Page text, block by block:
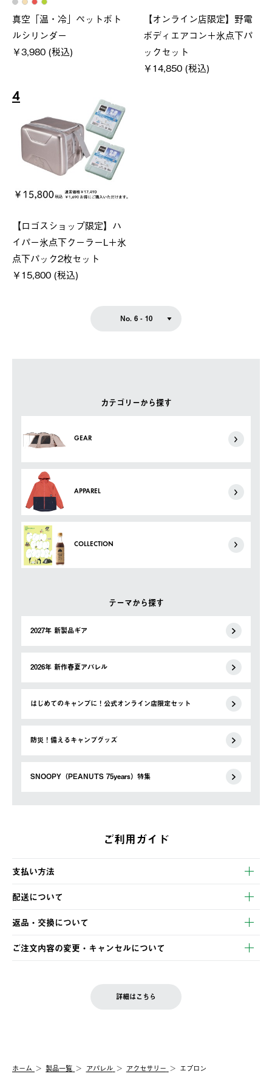
カテゴリーから探す
GEAR
APPAREL
COLLECTION
テーマから探す
2027年 新製品ギア
2026年 新作春夏アパレル
はじめてのキャンプに！公式オンライン店限定セット
防災！備えるキャンプグッズ
SNOOPY（PEANUTS 75years）特集
真空「温・冷」ペットボト
ルシリンダー
￥3,980 (税込)
【オンライン店限定】野電
ボディエアコン＋氷点下パ
ックセット
￥14,850 (税込)
4
【ロゴスショップ限定】ハ
イパー氷点下クーラーL＋氷
点下パック2枚セット
￥15,800 (税込)
No. 6 - 10
ご利用ガイド
支払い方法
以下のいずれかの方法でお支払いいただけます。
・クレジットカード決済
・コンビニ決済
・Pay-easy決済
配送について
【発送スケジュール】
ご注文・ご入金完了より2営業日以内に商品を発送いたします。
土日祝の発送はございませんので、木曜日以降のご注文は週明け
の発送となる場合がございます。
【配送業者】
佐川急便にて配送されます。
返品・交換について
※お客様都合の場合
お客様都合の返品にかかる送料は、お客様ご負担とさせていただ
一度お手元の商品を返品いただき、ご希望商品を再注文してくだ
ご注文内容の変更・キャンセルについて
LOGOS FAMILY会員の方は、会員マイページ内 購入履歴画面に
詳細はこちら
ホーム 製品一覧 アパレル アクセサリー エプロン